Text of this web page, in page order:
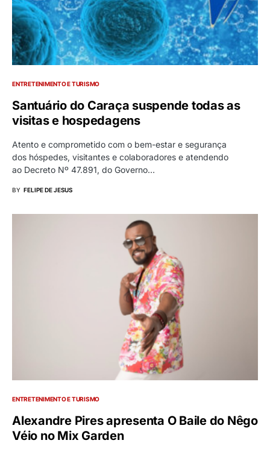
ENTRETENIMENTO E TURISMO
Santuário do Caraça suspende todas as
visitas e hospedagens
Atento e comprometido com o bem-estar e segurança
dos hóspedes, visitantes e colaboradores e atendendo
ao Decreto Nº 47.891, do Governo…
BY FELIPE DE JESUS
ENTRETENIMENTO E TURISMO
Alexandre Pires apresenta O Baile do Nêgo
Véio no Mix Garden